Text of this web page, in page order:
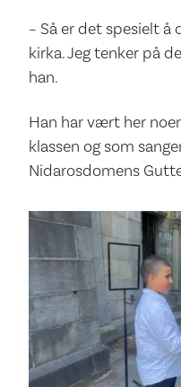
– Så er det spesielt å
kirka. Jeg tenker på
han.
Han har vært her
klassen og som
Nidarosdomens